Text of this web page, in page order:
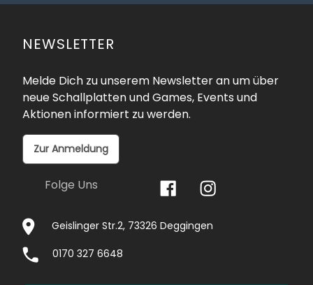
NEWSLETTER
Melde Dich zu unserem Newsletter an um über
neue Schallplatten und Games, Events und
Aktionen informiert zu werden.
Zur Anmeldung
Folge Uns
Geislinger Str.2, 73326 Deggingen
0170 327 6648